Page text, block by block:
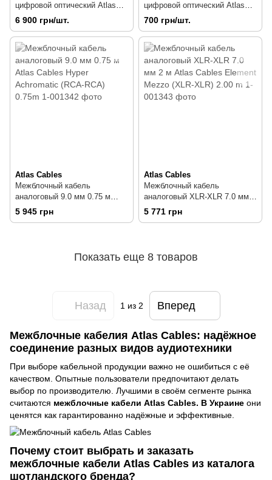
цифровой оптический Atlas
Cables Mavros Glass Fibre
Optic toslink-toslink 1m
6 900 грн/шт.
цифровой оптический Atlas
Cables Element Optical 3.5mm-
toslink 0.20m
700 грн/шт.
Atlas Cables
Межблочный кабель
аналоговый 9.0 мм 0.75 м
Atlas Cables Hyper Achromatic
(RCA-RCA) 0.75m
5 945 грн
Atlas Cables
Межблочный кабель
аналоговый XLR-XLR 7.0 мм 2
м Atlas Cables Element Mezzo
(XLR-XLR) 2.00 m
5 771 грн
Показать еще 8 товаров
Назад 1из 2 Вперед
Межблочные кабелия Atlas Cables: надёжное
соединение разных видов аудиотехники
При выборе кабельной продукции важно не ошибиться с её
качеством. Опытные пользователи предпочитают делать
выбор по производителю. Лучшими в своём сегменте рынка
считаются межблочные кабели Atlas Cables. В Украине они
ценятся как гарантированно надёжные и эффективные.
Почему стоит выбрать и заказать
межблочные кабели Atlas Cables из каталога
шотландского бренда?